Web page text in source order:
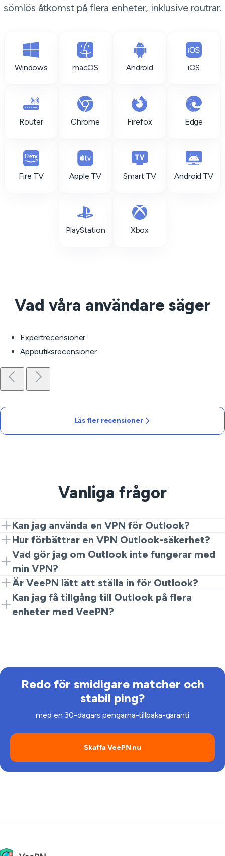
sömlös åtkomst på flera enheter, inklusive routrar.
Windows macOS Android iOS
Router Chrome Firefox Edge
Fire TV Apple TV Smart TV Android TV
PlayStation Xbox
Vad våra användare säger
Expertrecensioner
Appbutiksrecensioner
Läs fler recensioner
Vanliga frågor
Kan jag använda en VPN för Outlook?
Absolut! Anslut VeePN för att säkert nå Outlook från
vilken plats som helst.
Hur förbättrar en VPN Outlook-säkerhet?
En VPN krypterar din internetanslutning, skyddar
känslig information medan du får åtkomst till din e-
Vad gör jag om Outlook inte fungerar med
min VPN?
Om du upplever problem, försök att ansluta till en
annan server eller kontrollera dina VPN-inställningar.
Är VeePN lätt att ställa in för Outlook?
Ja! VeePN:s användarvänliga gränssnitt gör det enkelt
att ansluta och ställa in för Outlook.
Kan jag få tillgång till Outlook på flera
enheter med VeePN?
Redo för smidigare matcher och
stabil ping?
med en 30-dagars pengarna-tillbaka-garanti
Skaffa VeePN nu